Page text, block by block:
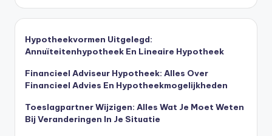
Hypotheekvormen Uitgelegd:
Annuïteitenhypotheek En Lineaire Hypotheek
Financieel Adviseur Hypotheek: Alles Over
Financieel Advies En Hypotheekmogelijkheden
Toeslagpartner Wijzigen: Alles Wat Je Moet Weten
Bij Veranderingen In Je Situatie